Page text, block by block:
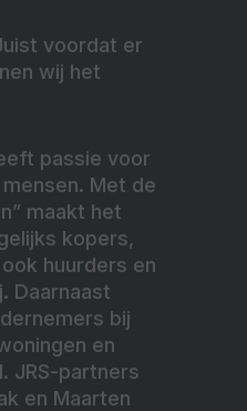
voordat er
wij het
passie voor
Met de
maakt het
kopers,
huurders en
Daarnaast
bij
en
JRS-partners
en Maarten